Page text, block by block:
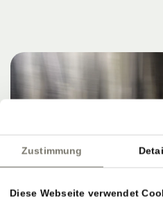
Zustimmung
Diese Webseite verwendet